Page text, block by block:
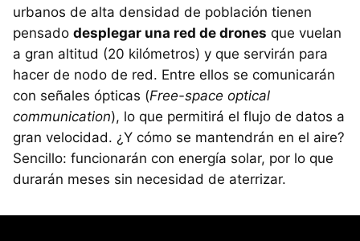
urbanos de alta densidad de población tienen
pensado desplegar una red de drones que vuelan
a gran altitud (20 kilómetros) y que servirán para
hacer de nodo de red. Entre ellos se comunicarán
con señales ópticas (Free-space optical
communication), lo que permitirá el flujo de datos a
gran velocidad. ¿Y cómo se mantendrán en el aire?
Sencillo: funcionarán con energía solar, por lo que
durarán meses sin necesidad de aterrizar.